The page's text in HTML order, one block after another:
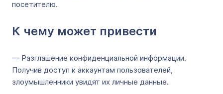
посетителю.
К чему может привести
— Разглашение конфиденциальной информации.
Получив доступ к аккаунтам пользователей,
злоумышленники увидят их личные данные.